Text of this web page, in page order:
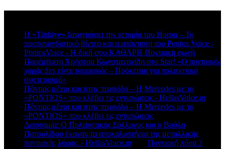
Η «Türkiye» ξαναγράφει την ιστορία του Horon – Το
προπαγανδιστικό βίντεο και η απάντηση του Pontos Voice -
PontosVoice - H δική σου ΚΑΘΑΡΗ Ποντιακή φωνή
Παρέμβαση Χρήστου Κωνσταντινίδη στο Star! «Ο ποντιακός
χορός δεν είναι τουρκικός – Πρόκειται για πολιτιστικό
σφετερισμό»
Πόντιος μέχρι και στην πινακίδα – Η Mercedes με το
«PONTIOS» που κλέβει τις εντυπώσεις - HellasVoice.grστο
Πόντιος μέχρι και στην πινακίδα – Η Mercedes με το
«PONTIOS» που κλέβει τις εντυπώσεις
Διποταμία: Ο Πολιτιστικός Σύλλογος και η Βούλα
Πατουλίδου έκαναν τα αποκαλυπτήρια της μεταλλικής
ποντιακής λύρας. - HellasVoice.grστο Ποντιακή λύρα 3